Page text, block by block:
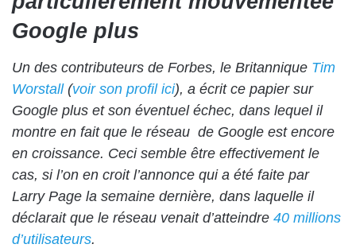
Google plus
Un des contributeurs de Forbes, le Britannique Tim
Worstall(voir son profil ici), a écrit ce papier sur
Google plus et son éventuel échec, dans lequel il
montre en fait que le réseau de Google est encore
en croissance. Ceci semble être effectivement le
cas, si l’on en croit l’annonce qui a été faite par
Larry Page la semaine dernière, dans laquelle il
déclarait que le réseau venait d’atteindre 40 millions
d’utilisateurs.